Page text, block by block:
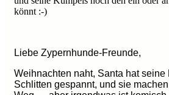
könnt :-)
Liebe Zypernhunde-Freunde,
Weihnachten naht, Santa hat seine
Schlitten gespannt, und sie